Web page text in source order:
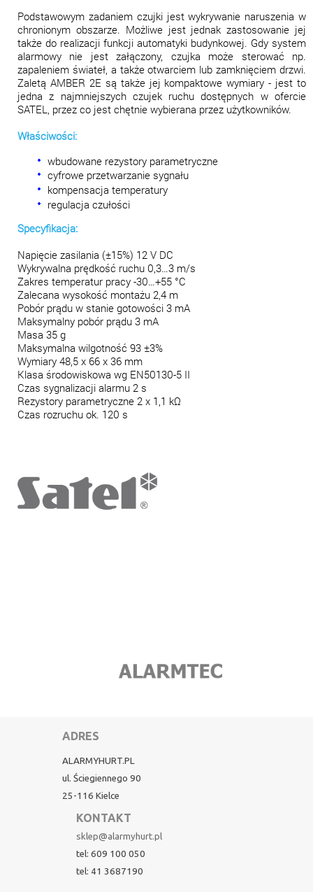
Podstawowym zadaniem czujki jest wykrywanie naruszenia w
chronionym obszarze. Możliwe jest jednak zastosowanie jej
także do realizacji funkcji automatyki budynkowej. Gdy system
alarmowy nie jest załączony, czujka może sterować np.
zapaleniem świateł, a także otwarciem lub zamknięciem drzwi.
Zaletą AMBER 2E są także jej kompaktowe wymiary - jest to
jedna z najmniejszych czujek ruchu dostępnych w ofercie
SATEL, przez co jest chętnie wybierana przez użytkowników.
Właściwości:
wbudowane rezystory parametryczne
cyfrowe przetwarzanie sygnału
kompensacja temperatury
regulacja czułości
Specyfikacja:
Napięcie zasilania (±15%) 12 V DC
Wykrywalna prędkość ruchu 0,3…3 m/s
Zakres temperatur pracy -30…+55 °C
Zalecana wysokość montażu 2,4 m
Pobór prądu w stanie gotowości 3 mA
Maksymalny pobór prądu 3 mA
Masa 35 g
Maksymalna wilgotność 93 ±3%
Wymiary 48,5 x 66 x 36 mm
Klasa środowiskowa wg EN50130-5 II
Czas sygnalizacji alarmu 2 s
Rezystory parametryczne 2 x 1,1 kΩ
Czas rozruchu ok. 120 s
ADRES
ALARMYHURT.PL
ul. Ściegiennego 90
25-116 Kielce
KONTAKT
sklep@alarmyhurt.pl
tel: 609 100 050
tel: 41 3687190